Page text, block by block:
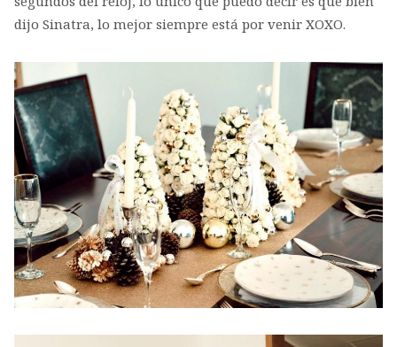
dijo Sinatra, lo mejor siempre está por venir XOXO.